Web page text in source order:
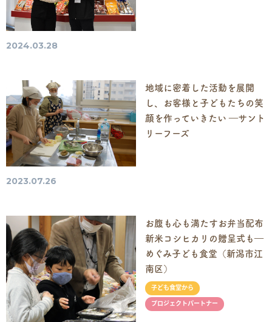
2024.03.28
地域に密着した活動を展開
し、お客様と子どもたちの笑
顔を作っていきたい ―サント
リーフーズ
2023.07.26
お腹も心も満たすお弁当配布
新米コシヒカリの贈呈式も―
めぐみ子ども食堂（新潟市江
南区）
子ども食堂から
プロジェクトパートナー